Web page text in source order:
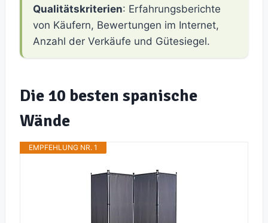
Qualitätskriterien: Erfahrungsberichte
von Käufern, Bewertungen im Internet,
Anzahl der Verkäufe und Gütesiegel.
Die 10 besten spanische
Wände
EMPFEHLUNG NR. 1